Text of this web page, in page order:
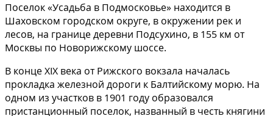
Поселок «Усадьба в Подмосковье» находится в
Шаховском городском округе, в окружении рек и
лесов, на границе деревни Подсухино, в 155 км от
Москвы по Новорижскому шоссе.
В конце XIX века от Рижского вокзала началась
прокладка железной дороги к Балтийскому морю. На
одном из участков в 1901 году образовался
пристанционный поселок, названный в честь княгини